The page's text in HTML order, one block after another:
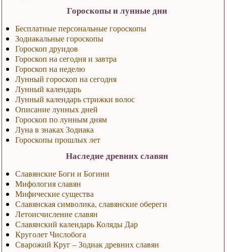
Гороскопы и лунные дни
Бесплатные персональные гороскопы
Зодиакальные гороскопы
Гороскоп друидов
Гороскоп на сегодня и завтра
Гороскоп на неделю
Лунный гороскоп на сегодня
Лунный календарь
Лунный календарь стрижки волос
Описание лунных дней
Гороскоп по лунным дням
Луна в знаках Зодиака
Гороскопы прошлых лет
Наследие древних славян
Славянские Боги и Богини
Мифология славян
Мифические существа
Славянская символика, славянские обереги
Летоисчисление славян
Славянский календарь Коляды Дар
Круголет Числобога
Сварожий Круг – Зодиак древних славян